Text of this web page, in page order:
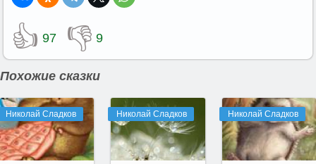
👍 97 👎 9
Похожие сказки
Николай Сладков Николай Сладков Николай Сладков